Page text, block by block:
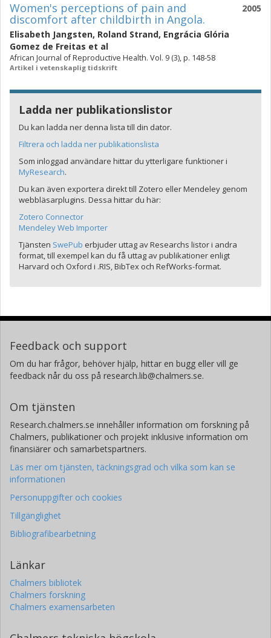
2005
Women's perceptions of pain and
discomfort after childbirth in Angola.
Elisabeth Jangsten, Roland Strand, Engrácia Glória
Gomez de Freitas et al
African Journal of Reproductive Health. Vol. 9 (3), p. 148-58
Artikel i vetenskaplig tidskrift
Ladda ner publikationslistor
Du kan ladda ner denna lista till din dator.
Filtrera och ladda ner publikationslista
Som inloggad användare hittar du ytterligare funktioner i
MyResearch.
Du kan även exportera direkt till Zotero eller Mendeley genom
webbläsarplugins. Dessa hittar du här:
Zotero Connector
Mendeley Web Importer
Tjänsten SwePub erbjuder uttag av Researchs listor i andra
format, till exempel kan du få uttag av publikationer enligt
Harvard och Oxford i .RIS, BibTex och RefWorks-format.
Feedback och support
Om du har frågor, behöver hjälp, hittar en bugg eller vill ge
feedback når du oss på research.lib@chalmers.se.
Om tjänsten
Research.chalmers.se innehåller information om forskning på
Chalmers, publikationer och projekt inklusive information om
finansiärer och samarbetspartners.
Läs mer om tjänsten, täckningsgrad och vilka som kan se
informationen
Personuppgifter och cookies
Tillgänglighet
Bibliografibearbetning
Länkar
Chalmers bibliotek
Chalmers forskning
Chalmers examensarbeten